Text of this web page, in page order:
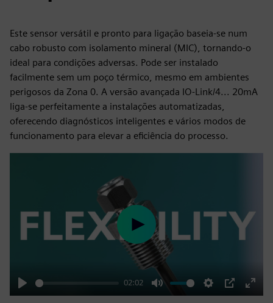
Este sensor versátil e pronto para ligação baseia-se num
cabo robusto com isolamento mineral (MIC), tornando-o
ideal para condições adversas. Pode ser instalado
facilmente sem um poço térmico, mesmo em ambientes
perigosos da Zona 0. A versão avançada IO-Link/4... 20mA
liga-se perfeitamente a instalações automatizadas,
oferecendo diagnósticos inteligentes e vários modos de
funcionamento para elevar a eficiência do processo.
Play
02:02
Mute Settings
PIP
Enter
Play